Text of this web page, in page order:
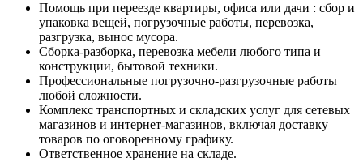
Помощь при переезде квартиры, офиса или дачи : сбор и
упаковка вещей, погрузочные работы, перевозка,
разгрузка, вынос мусора.
Сборка-разборка, перевозка мебели любого типа и
конструкции, бытовой техники.
Профессиональные погрузочно-разгрузочные работы
любой сложности.
Комплекс транспортных и складских услуг для сетевых
магазинов и интернет-магазинов, включая доставку
товаров по оговоренному графику.
Ответственное хранение на складе.